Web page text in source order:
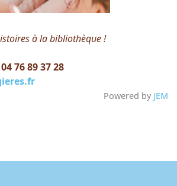
à la bibliothèque !
76 89 37 28
Powered by JEM